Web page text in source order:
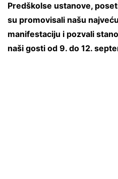
Predškolse ustanove,
su promovisali našu
manifestaciju i pozvali
naši gosti od 9. do 12.